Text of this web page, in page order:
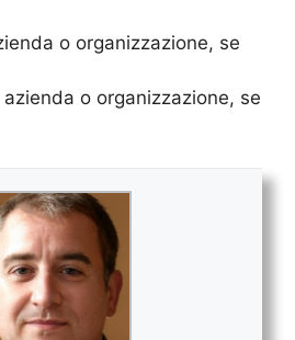
o organizzazione, se
o organizzazione, se